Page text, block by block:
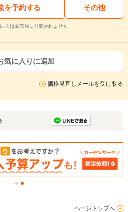
を予約する その他
スは販売店に公開されません
気に入りに追加
価格見直しメールを受け取る
ページトップへ